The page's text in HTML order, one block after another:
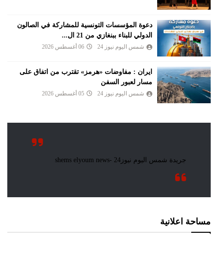
دعوة المؤسسات التونسية للمشاركة في الصالون
الدولي للبناء ببنغازي من 21 ال...
شمس اليوم نيوز 24 06 أغسطس 2026
ايران : مفاوضات «هرمز» تقترب من اتفاق على
مسار لعبور السفن
شمس اليوم نيوز 24 05 أغسطس 2026
مساحة اعلانية